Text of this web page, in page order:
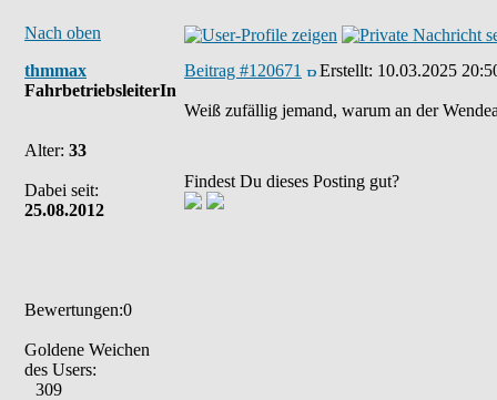
Nach oben
thmmax
FahrbetriebsleiterIn
Alter: 33
Dabei seit:
25.08.2012
Bewertungen:0
Goldene Weichen
des Users:
309
Beitrag #120671 Erstellt: 10.03.2025
Weiß zufällig jemand, warum an der
Findest Du dieses Posting gut?